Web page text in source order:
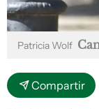
Patricia Wolf
Compartir